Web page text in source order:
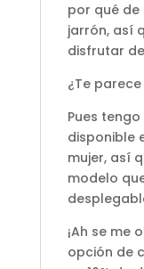
por qué
jarrón, así
disfrutar
¿Te
Pues
disponible
mujer, así
modelo
¡Ah se me
opción de